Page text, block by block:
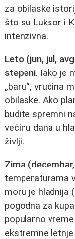
za obilaske
što su Luksor i
intenzivna.
Leto (jun, jul,
stepeni. Iako je
„baru“, vrućina
obilaske. Ako
budite spremni
većinu dana u
življi.
Zima
temperaturama
moru je hladnija
pogodna za
popularno
ekstremne